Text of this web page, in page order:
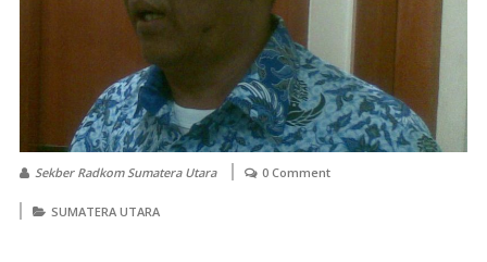
Sekber Radkom Sumatera Utara 0 Comment
SUMATERA UTARA